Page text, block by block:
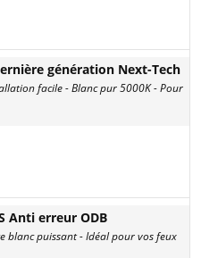
génération Next-Tech
facile - Blanc pur 5000K - Pour
Anti erreur ODB
blanc puissant - Idéal pour vos feux